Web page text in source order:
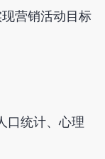
营销活动目标
口统计、心理